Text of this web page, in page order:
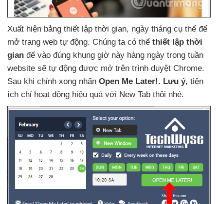
Xuất hiện bảng thiết lập thời gian, ngày tháng cụ thể để
mở trang web tự động. Chúng ta có thể thiết lập thời
gian để vào đúng khung giờ này hàng ngày trong tuần
website sẽ tự động được mở trên trình duyệt Chrome.
Sau khi chỉnh xong nhấn Open Me Later!. Lưu ý, tiện
ích chỉ hoạt động hiệu quả với New Tab thôi nhé.